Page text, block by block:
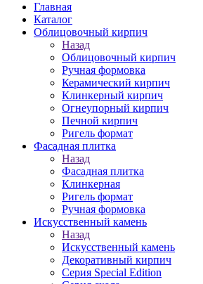
Главная
Каталог
Облицовочный кирпич
Назад
Облицовочный кирпич
Ручная формовка
Керамический кирпич
Клинкерный кирпич
Огнеупорный кирпич
Печной кирпич
Ригель формат
Фасадная плитка
Назад
Фасадная плитка
Клинкерная
Ригель формат
Ручная формовка
Искусственный камень
Назад
Искусственный камень
Декоративный кирпич
Серия Special Edition